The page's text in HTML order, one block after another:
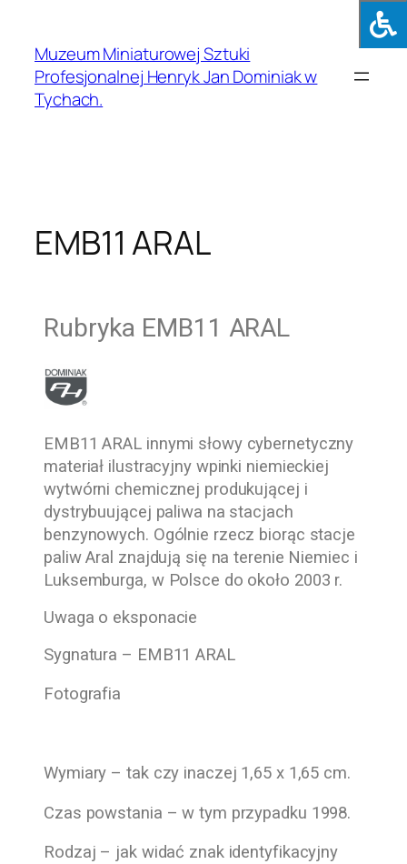
Muzeum Miniaturowej Sztuki
Profesjonalnej Henryk Jan Dominiak w
Tychach.
EMB11 ARAL
Rubryka EMB11 ARAL
EMB11 ARAL innymi słowy cybernetyczny
materiał ilustracyjny wpinki niemieckiej
wytwórni chemicznej produkującej i
dystrybuującej paliwa na stacjach
benzynowych. Ogólnie rzecz biorąc stacje
paliw Aral znajdują się na terenie Niemiec i
Luksemburga, w Polsce do około 2003 r.
Uwaga o eksponacie
Sygnatura – EMB11 ARAL
Fotografia
Wymiary – tak czy inaczej 1,65 x 1,65 cm.
Czas powstania – w tym przypadku 1998.
Rodzaj – jak widać znak identyfikacyjny